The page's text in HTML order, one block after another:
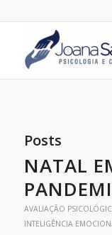
Posts
NATAL
AVALIAÇÃO
INTELIGÊNCIA